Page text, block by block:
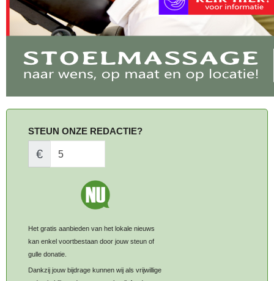
STEUN ONZE REDACTIE?
€
Het gratis aanbieden van het lokale nieuws
kan enkel voortbestaan door jouw steun of
gulle donatie.
Dankzij jouw bijdrage kunnen wij als vrijwillige